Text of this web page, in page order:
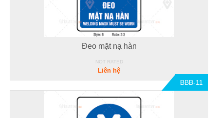
Đeo mặt nạ hàn
NOT RATED
Liên hệ
BBB-11